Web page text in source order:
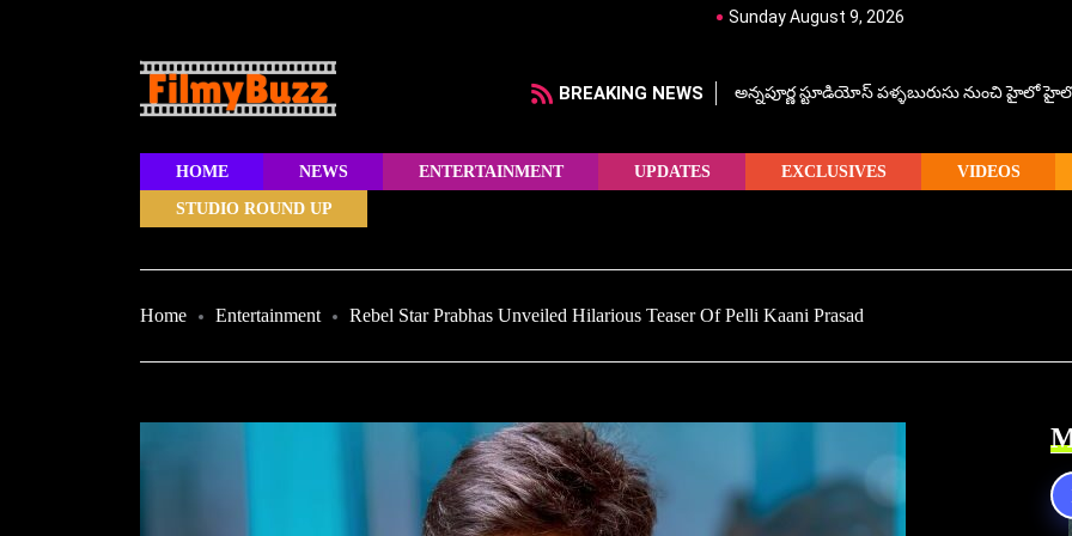
Sunday August 9, 2026
BREAKING NEWS అన్నపూర్ణ స్టూడియోస్ పళ్ళబురుసు నుంచి హైలో
HOME NEWS ENTERTAINMENT UPDATES EXCLUSIVES VIDEOS
STUDIO ROUND UP
Home Entertainment Rebel Star Prabhas Unveiled Hilarious Teaser Of Pelli Kaani Prasad